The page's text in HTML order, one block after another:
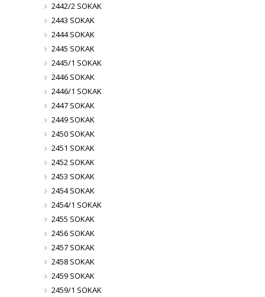
2442/2 SOKAK
2443 SOKAK
2444 SOKAK
2445 SOKAK
2445/1 SOKAK
2446 SOKAK
2446/1 SOKAK
2447 SOKAK
2449 SOKAK
2450 SOKAK
2451 SOKAK
2452 SOKAK
2453 SOKAK
2454 SOKAK
2454/1 SOKAK
2455 SOKAK
2456 SOKAK
2457 SOKAK
2458 SOKAK
2459 SOKAK
2459/1 SOKAK